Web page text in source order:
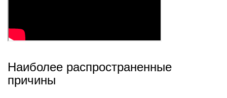
Наиболее распространенные
причины